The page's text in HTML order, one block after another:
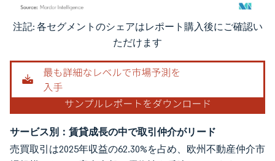
画像 © Mordor Intelligence。再利用にはCC BY 4.0の表示が必要です。
注記: 各セグメントのシェアはレポート購入後にご確認い
ただけます
サービス別：賃貸成長の中で取引仲介がリード
売買取引は2025年収益の62.30%を占め、欧州不動産仲介市